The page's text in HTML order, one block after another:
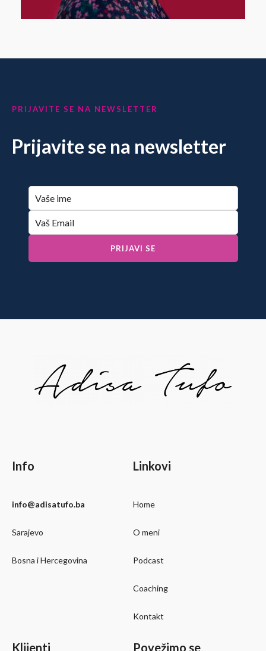
PRIJAVITE SE NA NEWSLETTER
Prijavite se na newsletter
Info
info@adisatufo.ba
Sarajevo
Bosna i Hercegovina
Linkovi
Home
O meni
Podcast
Coaching
Kontakt
Klijenti Povežimo se